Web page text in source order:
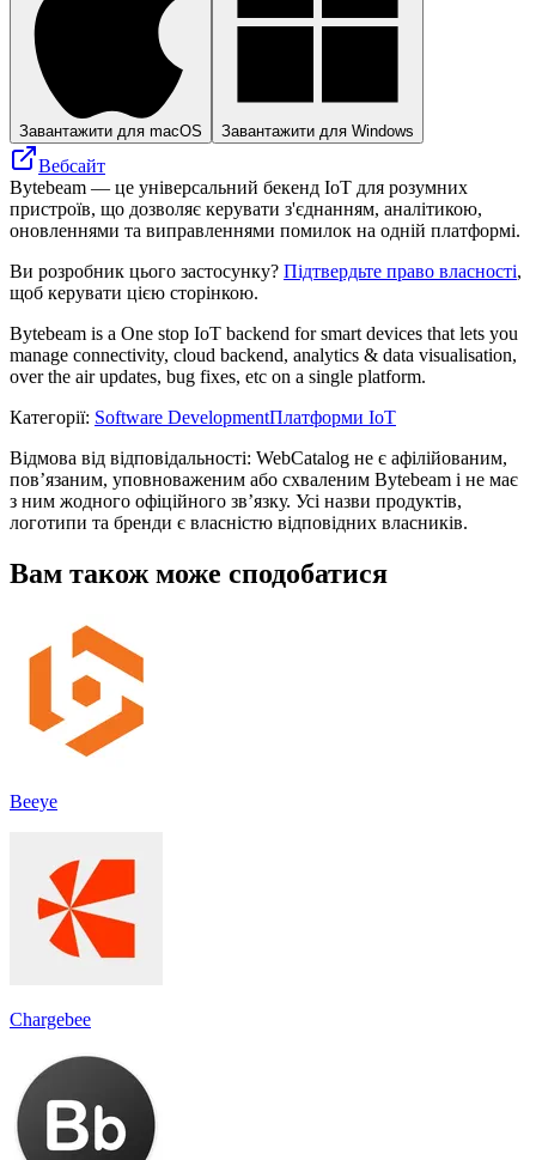
Завантажити для macOS Завантажити для Windows
Вебсайт
Bytebeam — це універсальний бекенд IoT для розумних
пристроїв, що дозволяє керувати з'єднанням, аналітикою,
оновленнями та виправленнями помилок на одній платформі.
Ви розробник цього застосунку? Підтвердьте право власності,
щоб керувати цією сторінкою.
Bytebeam is a One stop IoT backend for smart devices that lets you
manage connectivity, cloud backend, analytics & data visualisation,
over the air updates, bug fixes, etc on a single platform.
Категорії: Software DevelopmentПлатформи IoT
Відмова від відповідальності: WebCatalog не є афілійованим,
пов’язаним, уповноваженим або схваленим Bytebeam і не має
з ним жодного офіційного зв’язку. Усі назви продуктів,
логотипи та бренди є власністю відповідних власників.
Вам також може сподобатися
Beeye
Chargebee